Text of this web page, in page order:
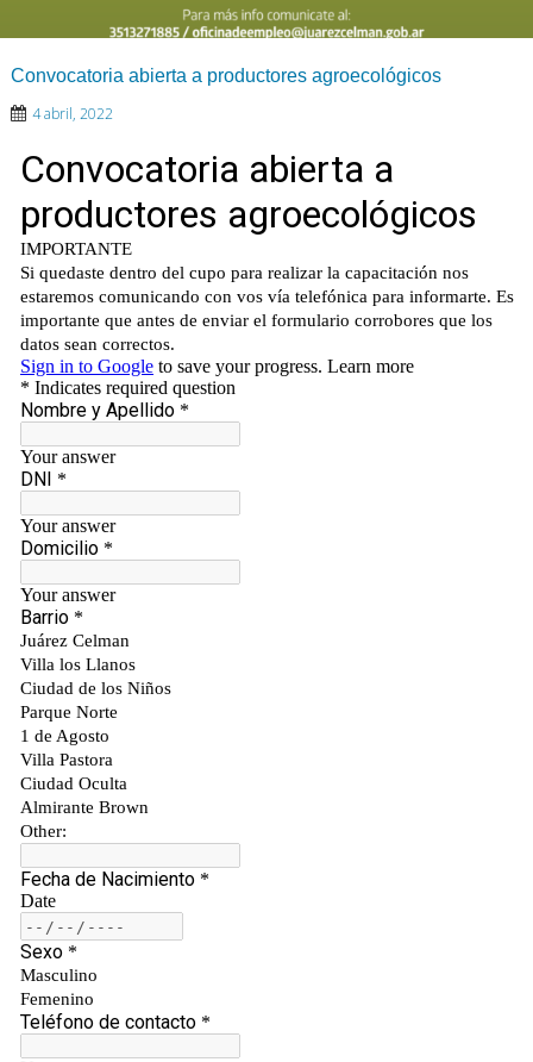
Convocatoria abierta a productores agroecológicos
4 abril, 2022